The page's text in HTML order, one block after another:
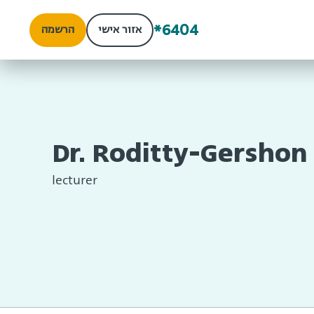
*6404 אזור אישי הרשמה
Dr. Roditty-Gershon
lecturer